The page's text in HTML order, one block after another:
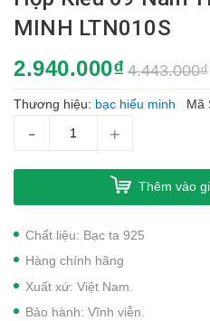
MINH LTN010S
2.940.000₫ 4.443.000₫
Thương hiệu: bạc hiểu minh Mã
- +
Thêm vào
Chất liệu: Bạc ta 925
Hàng chính hãng
Xuất xứ: Việt Nam.
Bảo hành: Vĩnh viễn.